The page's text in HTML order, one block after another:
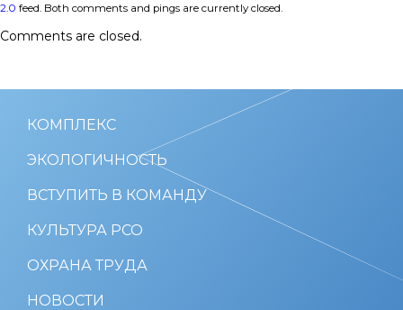
2.0 feed. Both comments and pings are currently closed.
Comments are closed.
КОМПЛЕКС
ЭКОЛОГИЧНОСТЬ
ВСТУПИТЬ В КОМАНДУ
КУЛЬТУРА РСО
ОХРАНА ТРУДА
НОВОСТИ